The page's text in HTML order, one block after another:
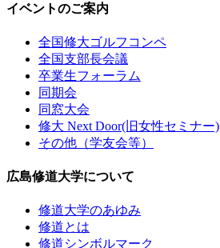
イベントのご案内
全国修大ゴルフコンペ
全国支部長会議
卒業生フォーラム
同期会
同窓大会
修大 Next Door(旧女性セミナー)
その他（学友会等）
広島修道大学について
修道大学のあゆみ
修道とは
修道シンボルマーク